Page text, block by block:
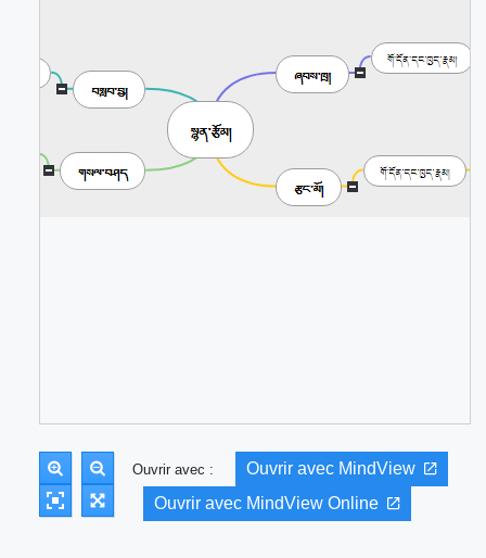
Ouvrir avec :
Ouvrir avec MindView
Ouvrir avec MindView Online